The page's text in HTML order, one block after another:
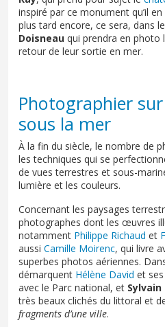
inspiré par ce monument qu’il
plus tard encore, ce sera, dans
Doisneau qui prendra en photo
retour de leur sortie en mer.
Photographier
sous la mer
À la fin du siècle, le nombre de
les techniques qui se
de vues terrestres et sous-
lumière et les couleurs.
Concernant les paysages
photographes dont les œuvres
notamment Philippe Richaud et
aussi Camille Moirenc, qui livre
superbes photos aériennes.
démarquent Hélène David et ses
avec le Parc national, et
très beaux clichés du littoral et
fragments d’une ville.